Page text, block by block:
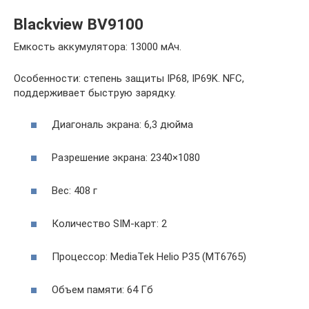
Blackview BV9100
Емкость аккумулятора: 13000 мАч.
Особенности: степень защиты IP68, IP69K. NFC,
поддерживает быструю зарядку.
Диагональ экрана: 6,3 дюйма
Разрешение экрана: 2340×1080
Вес: 408 г
Количество SIM-карт: 2
Процессор: MediaTek Helio P35 (MT6765)
Объем памяти: 64 Гб